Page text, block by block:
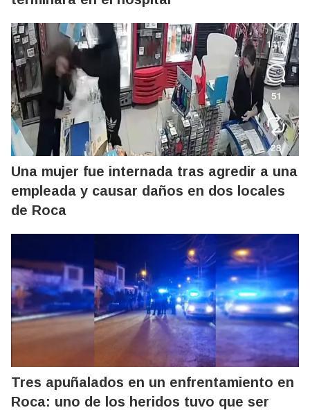
Una mujer fue internada tras agredir a una
empleada y causar daños en dos locales
de Roca
Tres apuñalados en un enfrentamiento en
Roca: uno de los heridos tuvo que ser